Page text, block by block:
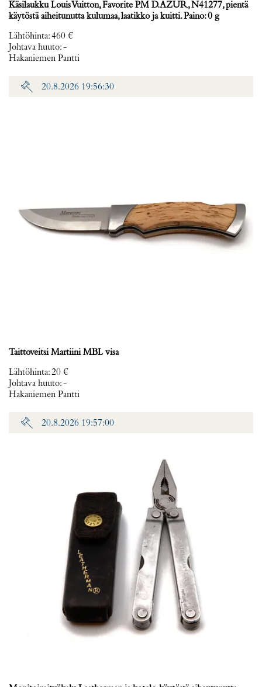
Käsilaukku Louis Vuitton, Favorite PM D.AZUR, N41277, pientä
käytöstä aiheitunutta kulumaa, laatikko ja kuitti. Paino: 0 g
Lähtöhinta:460 €
Johtava huuto:-
Hakaniemen Pantti
20.8.2026 19:56:30
Taittoveitsi Martiini MBL visa
Lähtöhinta:20 €
Johtava huuto:-
Hakaniemen Pantti
20.8.2026 19:57:00